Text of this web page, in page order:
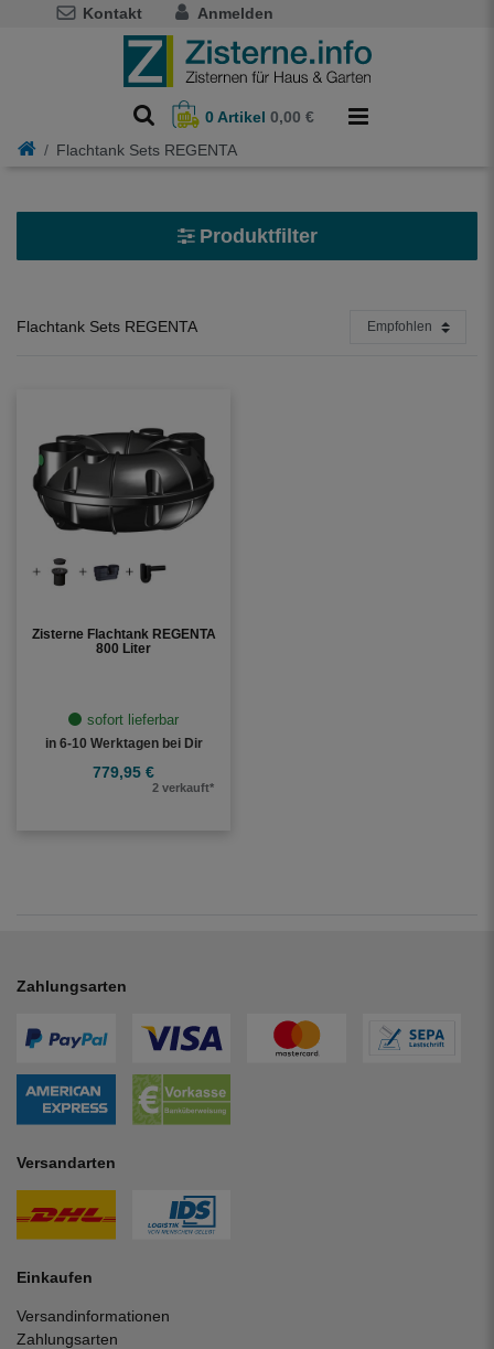
Kontakt Anmelden
0Artikel 0,00 €
Flachtank Sets REGENTA
Produktfilter
Ihr Anwendungsbereich.
Garten
Volumen
Dachfläche
bis 80 m²
Flachtank Sets REGENTA
Zisterne Flachtank REGENTA
800 Liter
sofort lieferbar
in 6-10 Werktagen bei Dir
779,95 €
2 verkauft*
Zahlungsarten
Versandarten
Einkaufen
Versandinformationen
Zahlungsarten